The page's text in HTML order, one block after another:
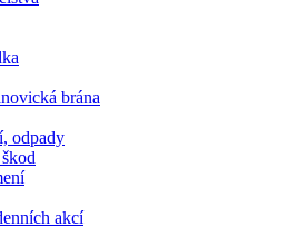
brána
odpady
akcí